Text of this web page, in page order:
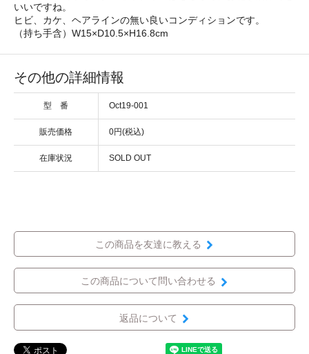
いいですね。
ヒビ、カケ、ヘアラインの無い良いコンディションです。
（持ち手含）W15×D10.5×H16.8cm
その他の詳細情報
型 番 Oct19-001
販売価格 0円(税込)
在庫状況 SOLD OUT
この商品を友達に教える
この商品について問い合わせる
返品について